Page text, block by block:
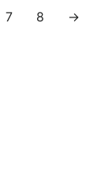
7 8 →